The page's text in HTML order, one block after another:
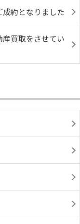
成約となりました
産買取をさせてい